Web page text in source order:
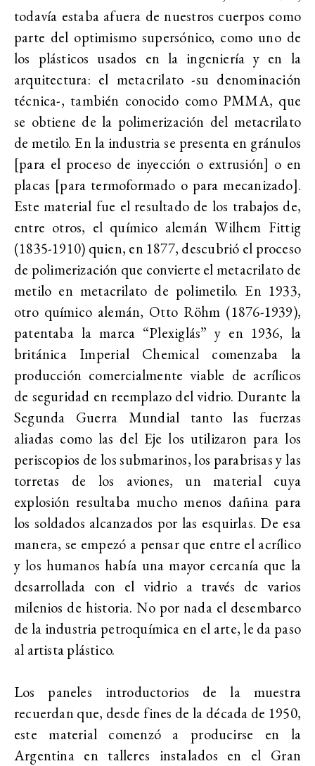
todavía estaba afuera de nuestros cuerpos como
parte del optimismo supersónico, como uno de
los plásticos usados en la ingeniería y en la
arquitectura: el metacrilato -su denominación
técnica-, también conocido como PMMA, que
se obtiene de la polimerización del metacrilato
de metilo. En la industria se presenta en gránulos
[para el proceso de inyección o extrusión] o en
placas [para termoformado o para mecanizado].
Este material fue el resultado de los trabajos de,
entre otros, el químico alemán Wilhem Fittig
(1835-1910) quien, en 1877, descubrió el proceso
de polimerización que convierte el metacrilato de
metilo en metacrilato de polimetilo. En 1933,
otro químico alemán, Otto Röhm (1876-1939),
patentaba la marca “Plexiglás” y en 1936, la
británica Imperial Chemical comenzaba la
producción comercialmente viable de acrílicos
de seguridad en reemplazo del vidrio. Durante la
Segunda Guerra Mundial tanto las fuerzas
aliadas como las del Eje los utilizaron para los
periscopios de los submarinos, los parabrisas y las
torretas de los aviones, un material cuya
explosión resultaba mucho menos dañina para
los soldados alcanzados por las esquirlas. De esa
manera, se empezó a pensar que entre el acrílico
y los humanos había una mayor cercanía que la
desarrollada con el vidrio a través de varios
milenios de historia. No por nada el desembarco
de la industria petroquímica en el arte, le da paso
al artista plástico.
Los paneles introductorios de la muestra
recuerdan que, desde fines de la década de 1950,
este material comenzó a producirse en la
Argentina en talleres instalados en el Gran